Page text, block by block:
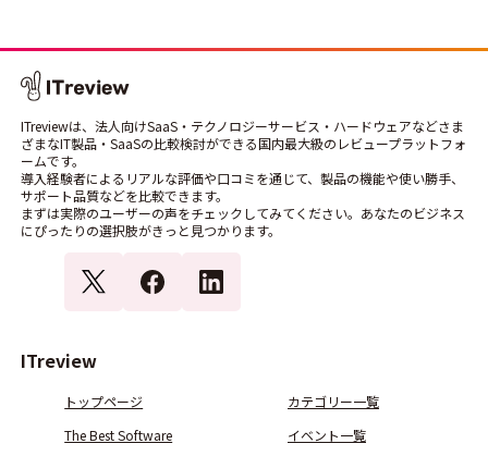
ITreviewは、法人向けSaaS・テクノロジーサービス・ハードウェアなどさま
ざまなIT製品・SaaSの比較検討ができる国内最大級のレビュープラットフォ
ームです。
導入経験者によるリアルな評価や口コミを通じて、製品の機能や使い勝手、
サポート品質などを比較できます。
まずは実際のユーザーの声をチェックしてみてください。あなたのビジネス
にぴったりの選択肢がきっと見つかります。
ITreview
トップページ
カテゴリー一覧
The Best Software
イベント一覧